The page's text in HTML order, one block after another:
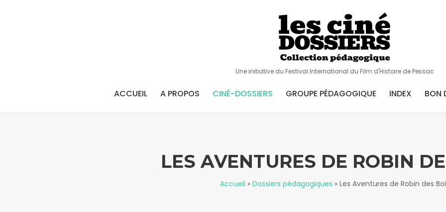
Une initiative du Festival International du Film d'Histoire de Pessac
ACCUEIL A PROPOS CINÉ-DOSSIERS GROUPE PÉDAGOGIQUE INDEX BON
LES AVENTURES DE ROBIN
Accueil » Dossiers pédagogiques » Les Aventures de Robin des